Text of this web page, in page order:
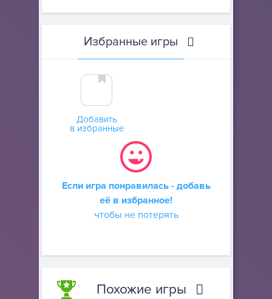
Избранные игры
Добавить
в избранные
Если игра понравилась - добавь
её в избранное!
чтобы не потерять
Похожие игры